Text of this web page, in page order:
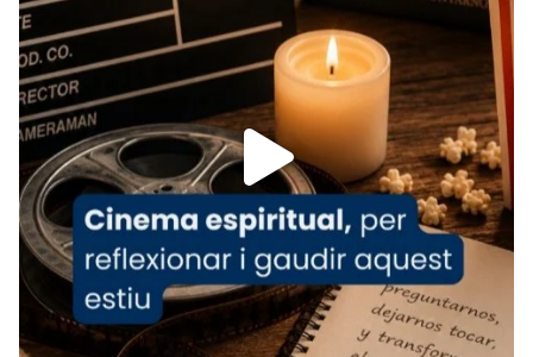
www.vaticannews.va/es/iglesia/news/2026-
07/carmina-historia-depresion-papa-viaje-
espana-testimoni...
Foto
View on Facebook · Share
Arquebisbat de Barcelona
2 weeks ago
«Avui les santes Juliana i Semproniana ens
ajuden a alçar la mirada»
Mons. Sergi Gordo, bisbe de Tortosa, ha